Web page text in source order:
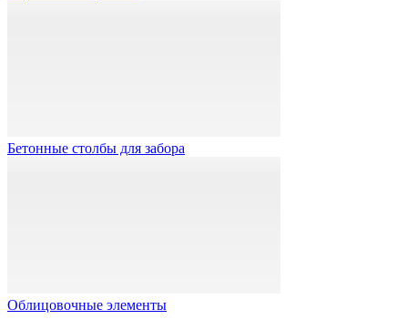
Бетонные столбы для забора
Облицовочные элементы